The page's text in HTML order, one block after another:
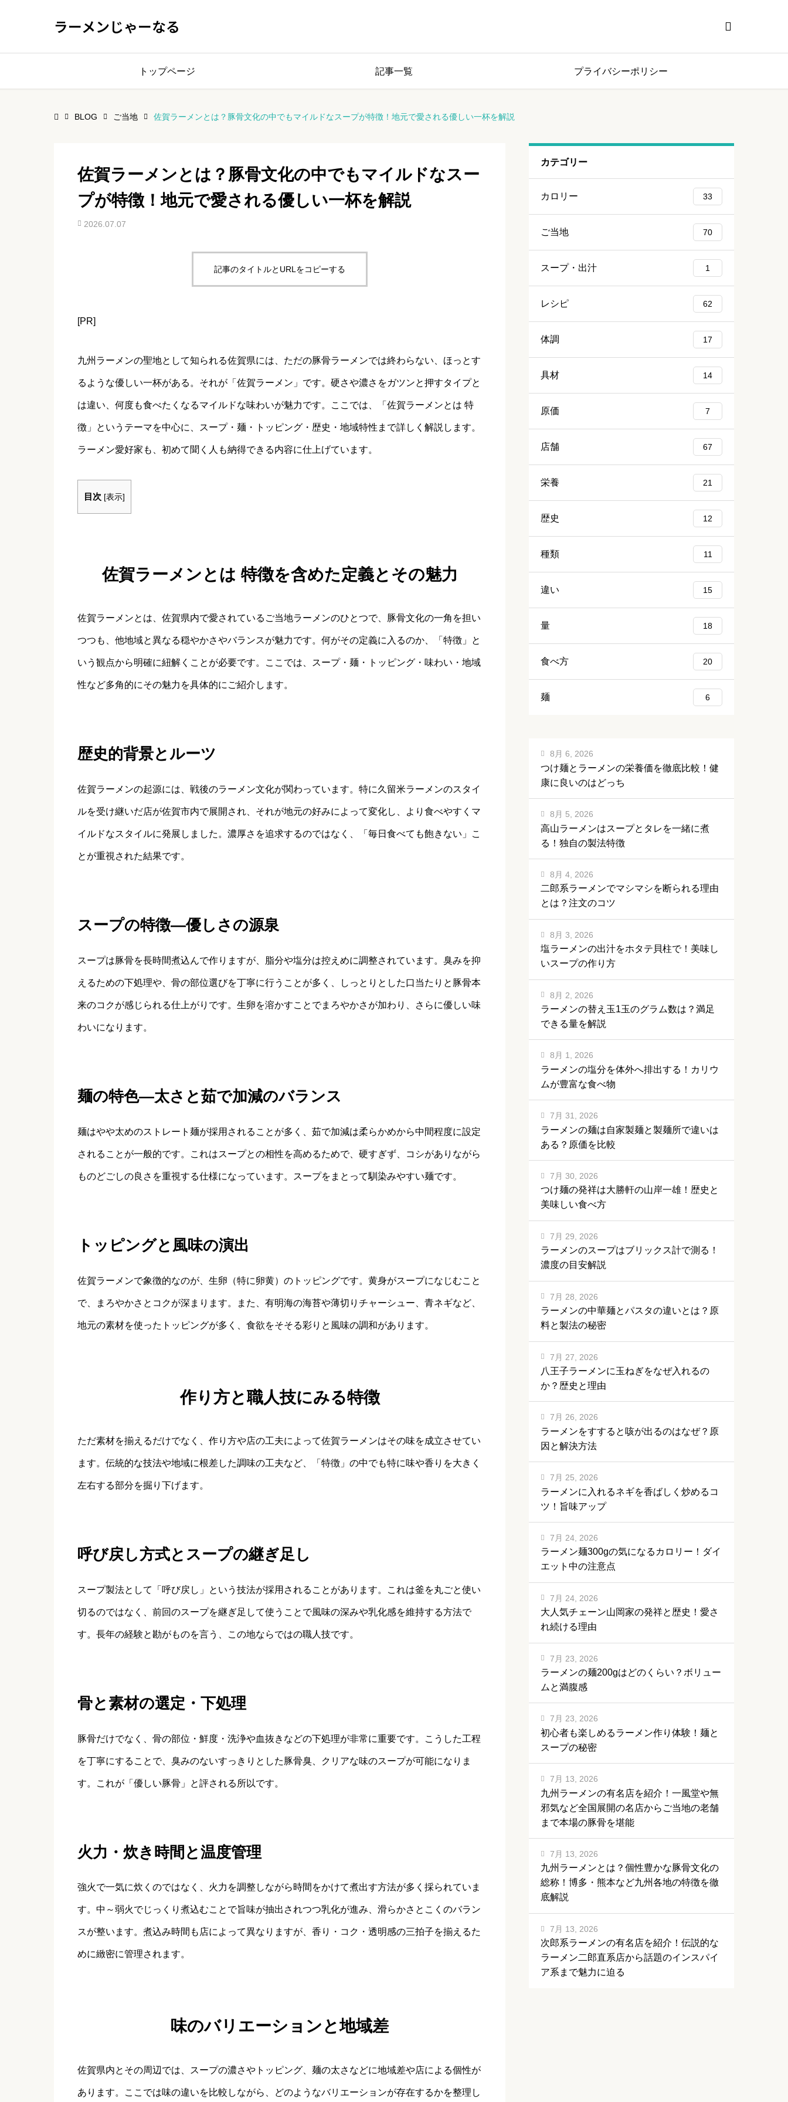
ラーメンじゃーなる 
トップページ 記事一覧 プライバシーポリシー
BLOG ご当地 佐賀ラーメンとは？豚骨文化の中でもマイルドなスープが特徴！地元で愛される優しい一杯を解説
佐賀ラーメンとは？豚骨文化の中でもマイルドなスー
プが特徴！地元で愛される優しい一杯を解説
2026.07.07
記事のタイトルとURLをコピーする
[PR]
九州ラーメンの聖地として知られる佐賀県には、ただの豚骨ラーメンでは終わらない、ほっとす
るような優しい一杯がある。それが「佐賀ラーメン」です。硬さや濃さをガツンと押すタイプと
は違い、何度も食べたくなるマイルドな味わいが魅力です。ここでは、「佐賀ラーメンとは 特
徴」というテーマを中心に、スープ・麺・トッピング・歴史・地域特性まで詳しく解説します。
ラーメン愛好家も、初めて聞く人も納得できる内容に仕上げています。
目次 [表示]
佐賀ラーメンとは 特徴を含めた定義とその魅力
佐賀ラーメンとは、佐賀県内で愛されているご当地ラーメンのひとつで、豚骨文化の一角を担い
つつも、他地域と異なる穏やかさやバランスが魅力です。何がその定義に入るのか、「特徴」と
いう観点から明確に紐解くことが必要です。ここでは、スープ・麺・トッピング・味わい・地域
性など多角的にその魅力を具体的にご紹介します。
歴史的背景とルーツ
佐賀ラーメンの起源には、戦後のラーメン文化が関わっています。特に久留米ラーメンのスタイ
ルを受け継いだ店が佐賀市内で展開され、それが地元の好みによって変化し、より食べやすくマ
イルドなスタイルに発展しました。濃厚さを追求するのではなく、「毎日食べても飽きない」こ
とが重視された結果です。
スープの特徴—優しさの源泉
スープは豚骨を長時間煮込んで作りますが、脂分や塩分は控えめに調整されています。臭みを抑
えるための下処理や、骨の部位選びを丁寧に行うことが多く、しっとりとした口当たりと豚骨本
来のコクが感じられる仕上がりです。生卵を溶かすことでまろやかさが加わり、さらに優しい味
わいになります。
麺の特色—太さと茹で加減のバランス
麺はやや太めのストレート麺が採用されることが多く、茹で加減は柔らかめから中間程度に設定
されることが一般的です。これはスープとの相性を高めるためで、硬すぎず、コシがありながら
ものどごしの良さを重視する仕様になっています。スープをまとって馴染みやすい麺です。
トッピングと風味の演出
佐賀ラーメンで象徴的なのが、生卵（特に卵黄）のトッピングです。黄身がスープになじむこと
で、まろやかさとコクが深まります。また、有明海の海苔や薄切りチャーシュー、青ネギなど、
地元の素材を使ったトッピングが多く、食欲をそそる彩りと風味の調和があります。
作り方と職人技にみる特徴
ただ素材を揃えるだけでなく、作り方や店の工夫によって佐賀ラーメンはその味を成立させてい
ます。伝統的な技法や地域に根差した調味の工夫など、「特徴」の中でも特に味や香りを大きく
左右する部分を掘り下げます。
呼び戻し方式とスープの継ぎ足し
スープ製法として「呼び戻し」という技法が採用されることがあります。これは釜を丸ごと使い
切るのではなく、前回のスープを継ぎ足して使うことで風味の深みや乳化感を維持する方法で
す。長年の経験と勘がものを言う、この地ならではの職人技です。
骨と素材の選定・下処理
豚骨だけでなく、骨の部位・鮮度・洗浄や血抜きなどの下処理が非常に重要です。こうした工程
を丁寧にすることで、臭みのないすっきりとした豚骨臭、クリアな味のスープが可能になりま
す。これが「優しい豚骨」と評される所以です。
火力・炊き時間と温度管理
強火で一気に炊くのではなく、火力を調整しながら時間をかけて煮出す方法が多く採られていま
す。中～弱火でじっくり煮込むことで旨味が抽出されつつ乳化が進み、滑らかさとこくのバラン
スが整います。煮込み時間も店によって異なりますが、香り・コク・透明感の三拍子を揃えるた
めに緻密に管理されます。
味のバリエーションと地域差
佐賀県内とその周辺では、スープの濃さやトッピング、麺の太さなどに地域差や店による個性が
あります。ここでは味の違いを比較しながら、どのようなバリエーションが存在するかを整理し
カテゴリー
カロリー 33
ご当地 70
スープ・出汁 1
レシピ 62
体調 17
具材 14
原価 7
店舗 67
栄養 21
歴史 12
種類 11
違い 15
量 18
食べ方 20
麺 6
つけ麺とラーメンの栄養価を徹底比較！健
康に良いのはどっち
8月 6, 2026
高山ラーメンはスープとタレを一緒に煮
る！独自の製法特徴
8月 5, 2026
二郎系ラーメンでマシマシを断られる理由
とは？注文のコツ
8月 4, 2026
塩ラーメンの出汁をホタテ貝柱で！美味し
いスープの作り方
8月 3, 2026
ラーメンの替え玉1玉のグラム数は？満足
できる量を解説
8月 2, 2026
ラーメンの塩分を体外へ排出する！カリウ
ムが豊富な食べ物
8月 1, 2026
ラーメンの麺は自家製麺と製麺所で違いは
ある？原価を比較
7月 31, 2026
つけ麺の発祥は大勝軒の山岸一雄！歴史と
美味しい食べ方
7月 30, 2026
ラーメンのスープはブリックス計で測る！
濃度の目安解説
7月 29, 2026
ラーメンの中華麺とパスタの違いとは？原
料と製法の秘密
7月 28, 2026
八王子ラーメンに玉ねぎをなぜ入れるの
か？歴史と理由
7月 27, 2026
ラーメンをすすると咳が出るのはなぜ？原
因と解決方法
7月 26, 2026
ラーメンに入れるネギを香ばしく炒めるコ
ツ！旨味アップ
7月 25, 2026
ラーメン麺300gの気になるカロリー！ダイ
エット中の注意点
7月 24, 2026
大人気チェーン山岡家の発祥と歴史！愛さ
れ続ける理由
7月 24, 2026
ラーメンの麺200gはどのくらい？ボリュー
ムと満腹感
7月 23, 2026
初心者も楽しめるラーメン作り体験！麺と
スープの秘密
7月 23, 2026
九州ラーメンの有名店を紹介！一風堂や無
邪気など全国展開の名店からご当地の老舗
まで本場の豚骨を堪能
7月 13, 2026
九州ラーメンとは？個性豊かな豚骨文化の
総称！博多・熊本など九州各地の特徴を徹
底解説
7月 13, 2026
次郎系ラーメンの有名店を紹介！伝説的な
ラーメン二郎直系店から話題のインスパイ
ア系まで魅力に迫る
7月 13, 2026